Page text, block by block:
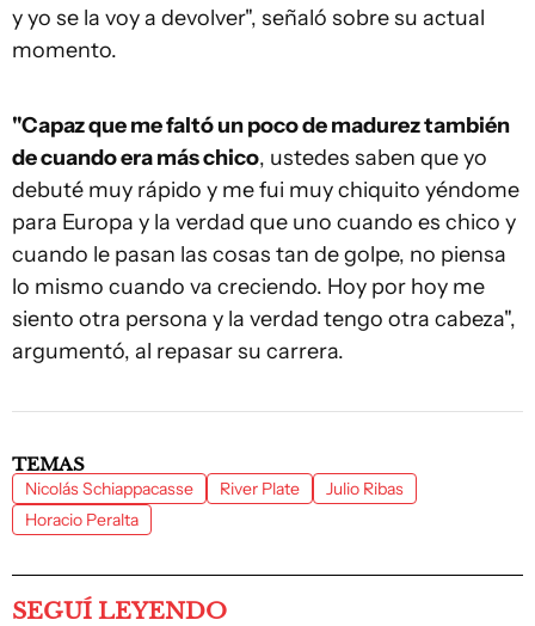
y yo se la voy a devolver", señaló sobre su actual
momento.
"Capaz que me faltó un poco de madurez también
de cuando era más chico, ustedes saben que yo
debuté muy rápido y me fui muy chiquito yéndome
para Europa y la verdad que uno cuando es chico y
cuando le pasan las cosas tan de golpe, no piensa
lo mismo cuando va creciendo. Hoy por hoy me
siento otra persona y la verdad tengo otra cabeza",
argumentó, al repasar su carrera.
TEMAS
Nicolás Schiappacasse River Plate
Julio Ribas
Horacio Peralta
SEGUÍ LEYENDO